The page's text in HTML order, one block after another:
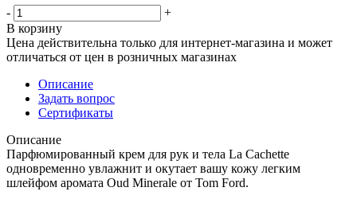
-
+
В корзину
Цена действительна только для интернет-магазина и может
отличаться от цен в розничных магазинах
Описание
Задать вопрос
Сертификаты
Описание
Парфюмированный крем для рук и тела La Cachette
одновременно увлажнит и окутает вашу кожу легким
шлейфом аромата Oud Minerale от Tom Ford.